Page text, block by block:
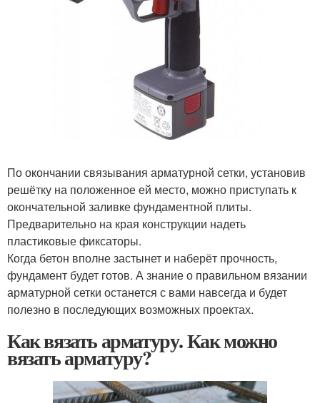
По окончании связывания арматурной сетки, установив
решётку на положенное ей место, можно приступать к
окончательной заливке фундаментной плиты.
Предварительно на края конструкции надеть
пластиковые фиксаторы.
Когда бетон вполне застынет и наберёт прочность,
фундамент будет готов. А знание о правильном вязании
арматурной сетки останется с вами навсегда и будет
полезно в последующих возможных проектах.
Как вязать арматуру. Как можно
вязать арматуру?